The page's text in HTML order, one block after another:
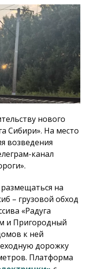
нового
Сибири». На место
возведения
канал
на
– грузовой обход
«Радуга
и Пригородный
к ней
дорожку
Платформа